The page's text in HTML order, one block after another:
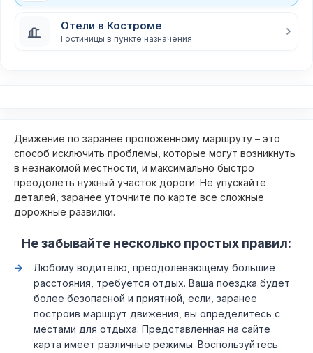
Отели в Костроме
Гостиницы в пункте назначения
Движение по заранее проложенному маршруту – это
способ исключить проблемы, которые могут возникнуть
в незнакомой местности, и максимально быстро
преодолеть нужный участок дороги. Не упускайте
деталей, заранее уточните по карте все сложные
дорожные развилки.
Не забывайте несколько простых правил:
Любому водителю, преодолевающему большие
расстояния, требуется отдых. Ваша поездка будет
более безопасной и приятной, если, заранее
построив маршрут движения, вы определитесь с
местами для отдыха. Представленная на сайте
карта имеет различные режимы. Воспользуйтесь